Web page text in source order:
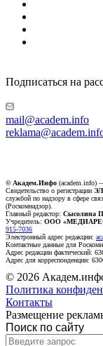
Подписаться на
mail@academ.info
© Академ.Инфо (academ.info)
Свидетельство о регистрации ЭЛ
службой по надзору в сфере
(Роскомнадзор).
Главный редактор: Сысолина
Учредитель: ООО
915-7036
Электронный адрес редакции:
Контактные данные для
Адрес редакции фактический:
Адрес для корреспонденции:
© 2026
Политика
Контакты
Размещение
Поиск по сайту